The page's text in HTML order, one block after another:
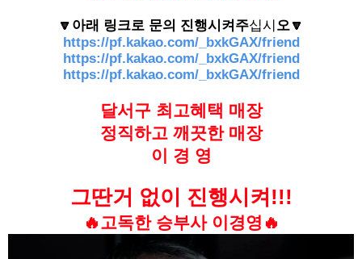
🔽아래 링크로 문의 진행시켜주십시 오🔽
https://pf.kakao.com/_bxkGAX/friend
https://pf.kakao.com/_bxkGAX/friend
https://pf.kakao.com/_bxkGAX/friend
달서구 최고혜택 매장
정직하고 깨끗한 매장
이 경 영
그딴거 없이 진행시켜!!!
🔥고독한 승부사 이경영🔥